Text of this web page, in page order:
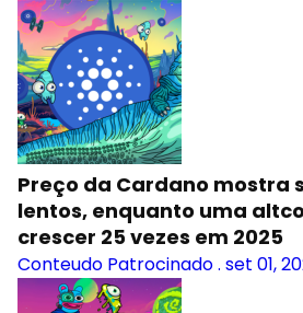
Preço da Cardano mostra
lentos, enquanto uma
crescer 25 vezes em 2025
Conteudo Patrocinado. set 01,